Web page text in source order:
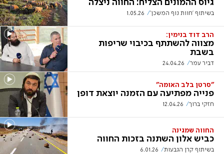
גיוס ההמונים הצליח: החווה ניצלה
בשיתוף 'חוות נוף המשכן' 1.05.26
הרב דוד בנימין:
מצווה להשתתף בכיבוי שריפות
בשבת
דביר עמר 24.04.26
"סרטן בלב האומה"
פנייה מפתיעה עם הזמנה יוצאת דופן
חזקי ברוך 12.04.26
החווה שמגינה
כביש אלון השתנה בזכות החווה
בשיתוף קרן הגבעות 6.01.26